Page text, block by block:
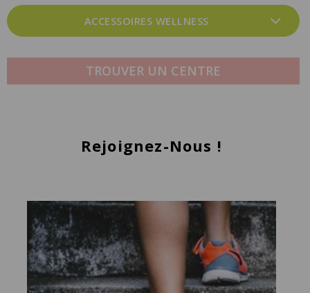
ACCESSOIRES WELLNESS
TROUVER UN CENTRE
Rejoignez-Nous !